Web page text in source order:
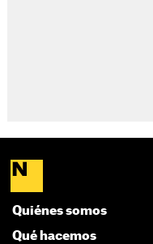
Quiénes somos
Qué hacemos